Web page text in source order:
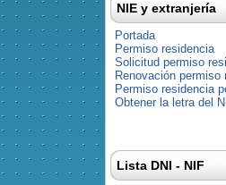
NIE y extranjería
Portada
Permiso residencia
Solicitud permiso
Renovación permiso
Permiso residencia
Obtener la letra del
Lista DNI - NIF